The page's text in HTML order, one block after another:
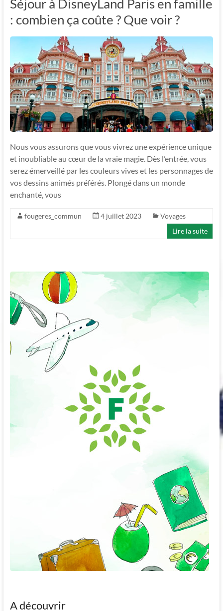
Séjour à DisneyLand Paris en famille
: combien ça coûte ? Que voir ?
Nous vous assurons que vous vivrez une expérience unique
et inoubliable au cœur de la vraie magie. Dès l’entrée, vous
serez émerveillé par les couleurs vives et les personnages de
vos dessins animés préférés. Plongé dans un monde
enchanté, vous
fougeres_commun 4 juillet 2023
Voyages
Lire la suite
A découvrir